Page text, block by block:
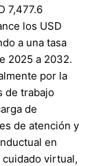
7,477.6
los USD
a una tasa
2025 a 2032.
por la
de trabajo
de
de atención y
en
virtual,